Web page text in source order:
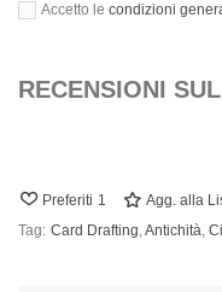
Accetto le condizioni
RECENSIONI
Preferiti 1
Agg. alla
Tag: Card Drafting,Antichità,